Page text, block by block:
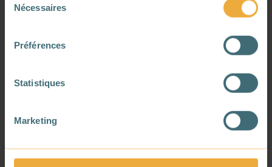
Nécessaires
Préférences
Statistiques
Marketing